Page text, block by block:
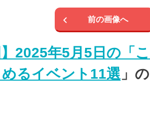
前の画像へ
】2025年5月5日の「
るイベント11選」